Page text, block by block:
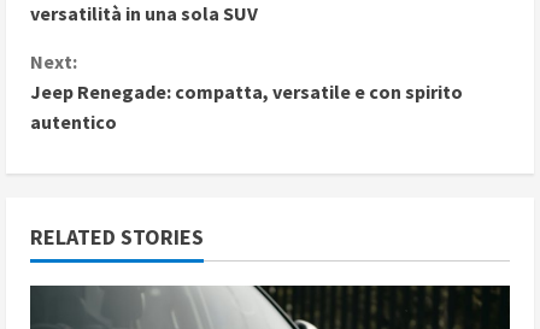
o
n
t
i
u
versatilità in una sola SUV
Next:
Jeep Renegade: compatta, versatile e con spirito
autentico
RELATED STORIES